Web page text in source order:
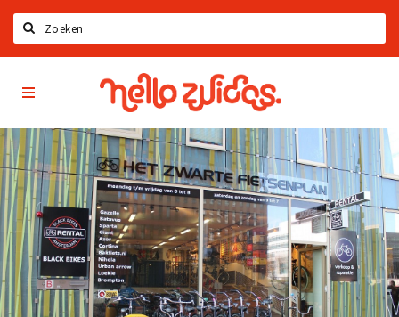
Home
Latest news
Upcoming events
Zuidas Jobs
Offers & Deals
Restaurants
Bars
Hello
Zuidas
App